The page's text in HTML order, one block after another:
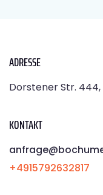
ADRESSE
Dorstener Str.
KONTAKT
+4915792632817